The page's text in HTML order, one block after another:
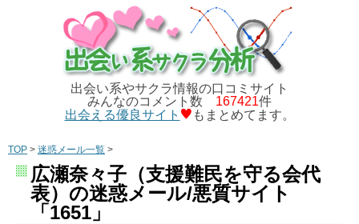
出会い系やサクラ情報の口コミサイト
みんなのコメント数 167421件
出会える優良サイト
もまとめてます。
TOP > 迷惑メール一覧 >
広瀬奈々子（支援難民を守る会代
表）の迷惑メール/悪質サイト
「1651」